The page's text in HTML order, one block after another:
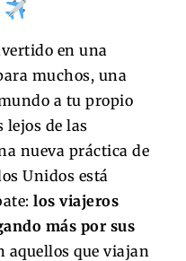
en una
muchos, una
a tu propio
lejos de las
nueva práctica de
Unidos está
los viajeros
más por sus
aquellos que viajan